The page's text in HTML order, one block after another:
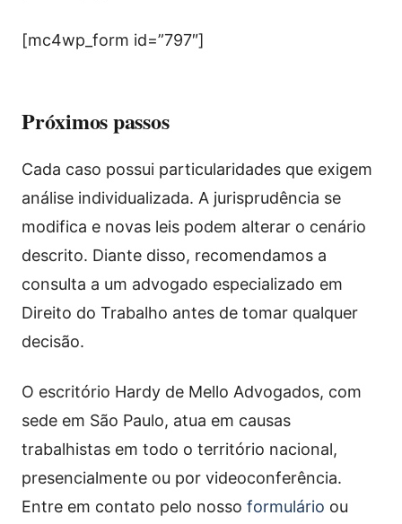
[mc4wp_form id=”797″]
Próximos passos
Cada caso possui particularidades que exigem
análise individualizada. A jurisprudência se
modifica e novas leis podem alterar o cenário
descrito. Diante disso, recomendamos a
consulta a um advogado especializado em
Direito do Trabalho antes de tomar qualquer
decisão.
O escritório Hardy de Mello Advogados, com
sede em São Paulo, atua em causas
trabalhistas em todo o território nacional,
presencialmente ou por videoconferência.
Entre em contato pelo nosso formulário ou